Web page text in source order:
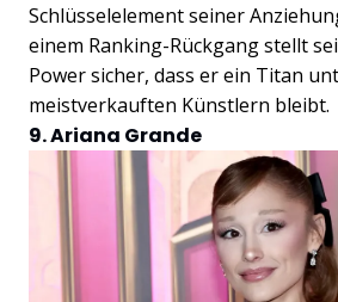
Schlüsselelement seiner
einem Ranking-Rückgang stellt
Power sicher, dass er ein Titan
meistverkauften Künstlern bleibt.
9. Ariana Grande